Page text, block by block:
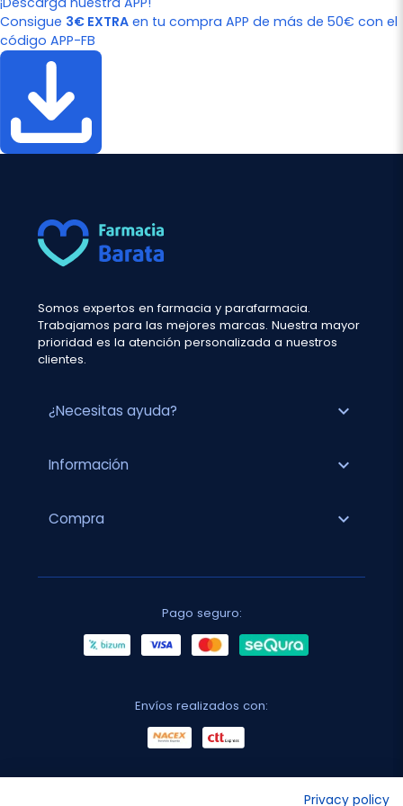
Consigue 3€ EXTRA en tu compra APP de más de 50€ con el
código APP-FB
Somos expertos en farmacia y parafarmacia.
Trabajamos para las mejores marcas. Nuestra mayor
prioridad es la atención personalizada a nuestros
clientes.
¿Necesitas ayuda? expand_more
Información expand_more
Compra expand_more
Pago seguro:
Envíos realizados con:
Privacy policy